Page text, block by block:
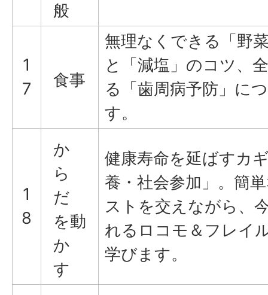
般
1
7
食事
無理なくできる「野
と「減塩」のコツ、
る「歯周病予防」に
す。
1
8
か
ら
だ
を動
か
す
健康寿命を延ばすカ
養・社会参加」。簡
ストを交えながら、
れるロコモ＆フレイ
学びます。